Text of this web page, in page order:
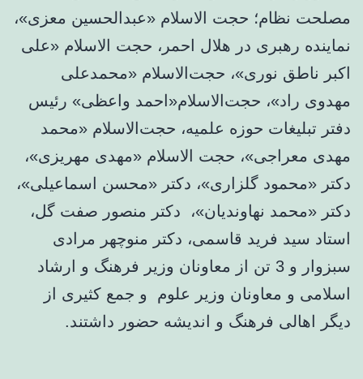
مصلحت نظام؛ حجت الاسلام «عبدالحسین معزی»،
نماینده رهبری در هلال احمر، حجت الاسلام «علی
اکبر ناطق نوری»، حجت‌الاسلام «محمدعلی
مهدوی راد»، حجت‌الاسلام«احمد واعظی» رئیس
دفتر تبلیغات حوزه علمیه، حجت‌الاسلام «محمد
مهدی معراجی»، حجت الاسلام «مهدی مهریزی»،
دکتر «محمود گلزاری»، دکتر «محسن اسماعیلی»،
دکتر «محمد نهاوندیان»، دکتر منصور صفت گل،
استاد سید فرید قاسمی، دکتر منوچهر مرادی
سبزوار و 3 تن از معاونان وزیر فرهنگ و ارشاد
اسلامی و معاونان وزیر علوم و جمع کثیری از
دیگر اهالی فرهنگ و اندیشه حضور داشتند.